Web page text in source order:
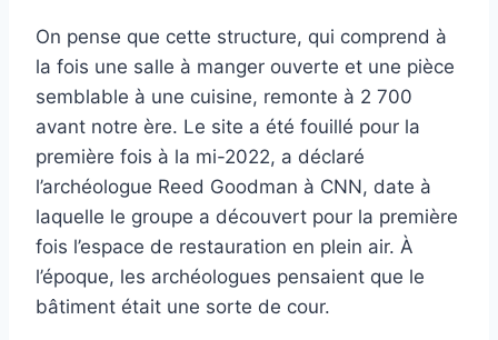
On pense que cette structure, qui comprend à
la fois une salle à manger ouverte et une pièce
semblable à une cuisine, remonte à 2 700
avant notre ère. Le site a été fouillé pour la
première fois à la mi-2022, a déclaré
l’archéologue Reed Goodman à CNN, date à
laquelle le groupe a découvert pour la première
fois l’espace de restauration en plein air. À
l’époque, les archéologues pensaient que le
bâtiment était une sorte de cour.